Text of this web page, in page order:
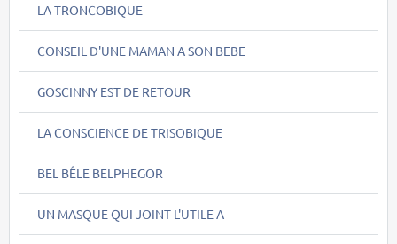
LA TRONCOBIQUE
CONSEIL D'UNE MAMAN A SON BEBE
GOSCINNY EST DE RETOUR
LA CONSCIENCE DE TRISOBIQUE
BEL BÊLE BELPHEGOR
UN MASQUE QUI JOINT L'UTILE A